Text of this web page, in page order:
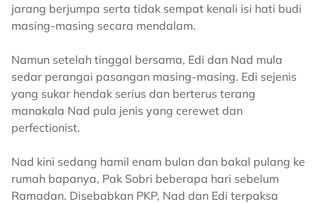
jarang berjumpa serta tidak sempat kenali isi hati budi
masing-masing secara mendalam.
Namun setelah tinggal bersama, Edi dan Nad mula
sedar perangai pasangan masing-masing. Edi sejenis
yang sukar hendak serius dan berterus terang
manakala Nad pula jenis yang cerewet dan
perfectionist.
Nad kini sedang hamil enam bulan dan bakal pulang ke
rumah bapanya, Pak Sobri beberapa hari sebelum
Ramadan. Disebabkan PKP, Nad dan Edi terpaksa